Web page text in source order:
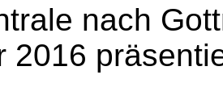
nach
2016